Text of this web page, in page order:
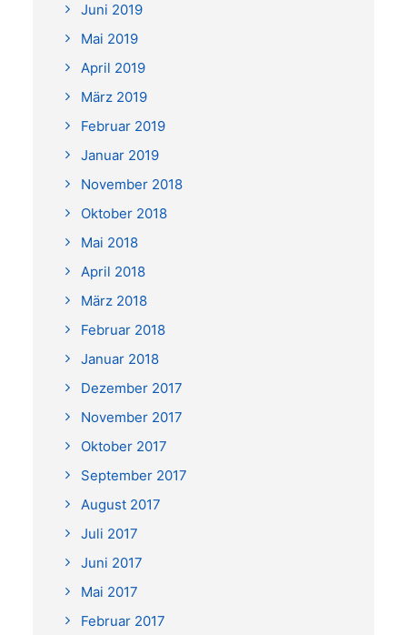
Juni 2019
Mai 2019
April 2019
März 2019
Februar 2019
Januar 2019
November 2018
Oktober 2018
Mai 2018
April 2018
März 2018
Februar 2018
Januar 2018
Dezember 2017
November 2017
Oktober 2017
September 2017
August 2017
Juli 2017
Juni 2017
Mai 2017
Februar 2017